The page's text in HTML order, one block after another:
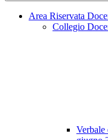
Area Riservata
Collegio